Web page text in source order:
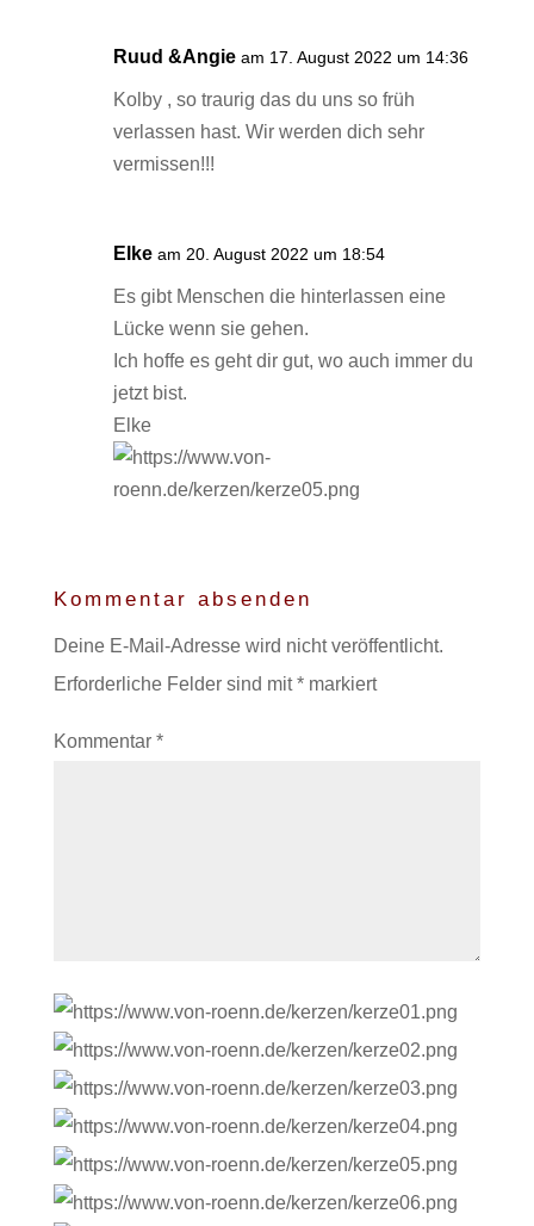
Ruud &Angie am 17. August 2022 um 14:36
Kolby , so traurig das du uns so früh
verlassen hast. Wir werden dich sehr
vermissen!!!
Elke am 20. August 2022 um 18:54
Es gibt Menschen die hinterlassen eine
Lücke wenn sie gehen.
Ich hoffe es geht dir gut, wo auch immer du
jetzt bist.
Elke
Kommentar absenden
Deine E-Mail-Adresse wird nicht veröffentlicht.
Erforderliche Felder sind mit*markiert
Kommentar *